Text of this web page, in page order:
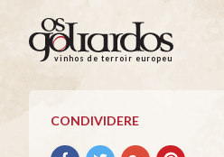
Os
Goliardos
Vinhos
Terroir
Europeus
vinhos de terroir europeus
CONDIVIDERE
Condividere
Condividere
CondividereCondividere